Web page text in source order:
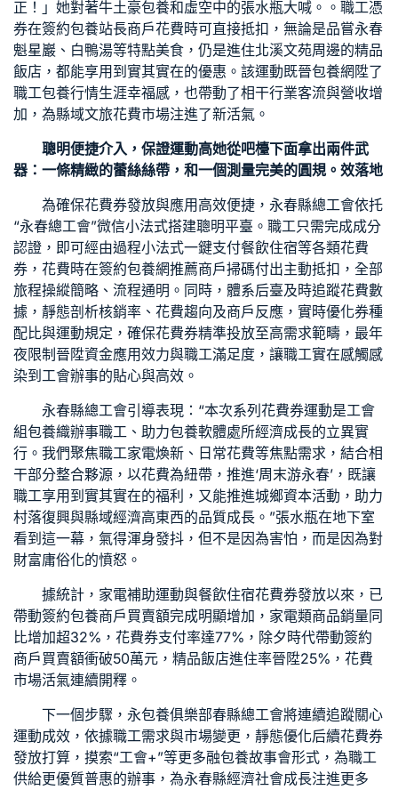
正！」她對著牛土豪包養和虛空中的張水瓶大喊。。職工憑
券在簽約包養站長商戶花費時可直接抵扣，無論是品嘗永春
魁星巖、白鴨湯等特點美食，仍是進住北溪文苑周邊的精品
飯店，都能享用到實其實在的優惠。該運動既晉包養網 陞了
職工包養行情生涯幸福感，也帶動了相干行業客流與營收增
加，為縣域文旅花費市場注進了新活氣。
聰明便捷介入，保證運動高她從吧檯下面拿出兩件武
器：一條精緻的蕾絲絲帶，和一個測量完美的圓規。效落地
為確保花費券發放與應用高效便捷，永春縣總工會依托
“永春總工會”微信小法式搭建聰明平臺。職工只需完成成分
認證，即可經由過程小法式一鍵支付餐飲住宿等各類花費
券，花費時在簽約包養網推薦商戶掃碼付出主動抵扣，全部
旅程操縱簡略、流程通明。同時，體系后臺及時追蹤花費數
據，靜態剖析核銷率、花費趨向及商戶反應，實時優化券種
配比與運動規定，確保花費券精準投放至高需求範疇，最年
夜限制晉陞資金應用效力與職工滿足度，讓職工實在感觸感
染到工會辦事的貼心與高效。
永春縣總工會引導表現：“本次系列花費券運動是工會
組包養織辦事職工、助力包養軟體處所經濟成長的立異實
行。我們聚焦職工家電煥新、日常花費等焦點需求，結合相
干部分整合夥源，以花費為紐帶，推進‘周末游永春’，既讓
職工享用到實其實在的福利，又能推進城鄉資本活動，助力
村落復興與縣域經濟高東西的品質成長。”張水瓶在地下室
看到這一幕，氣得渾身發抖，但不是因為害怕，而是因為對
財富庸俗化的憤怒。
據統計，家電補助運動與餐飲住宿花費券發放以來，已
帶動簽約包養商戶買賣額完成明顯增加，家電類商品銷量同
比增加超32%，花費券支付率達77%，除夕時代帶動簽約
商戶買賣額衝破50萬元，精品飯店進住率晉陞25%，花費
市場活氣連續開釋。
下一個步驟，永包養俱樂部春縣總工會將連續追蹤關心
運動成效，依據職工需求與市場變更，靜態優化后續花費券
發放打算，摸索“工會+”等更多融包養故事會形式，為職工
供給更優質普惠的辦事，為永春縣經濟社會成長注進更多